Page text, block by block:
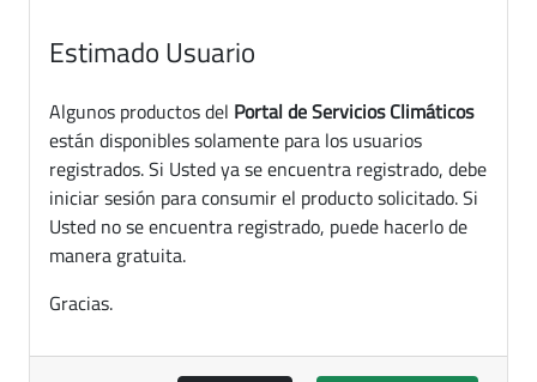
Estimado Usuario
Algunos productos del Portal de Servicios Climáticos
están disponibles solamente para los usuarios
registrados. Si Usted ya se encuentra registrado, debe
iniciar sesión para consumir el producto solicitado. Si
Usted no se encuentra registrado, puede hacerlo de
manera gratuita.
Gracias.